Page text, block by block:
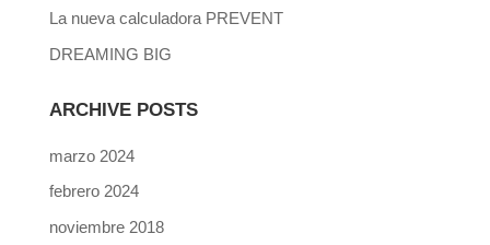
La nueva calculadora PREVENT
DREAMING BIG
ARCHIVE POSTS
marzo 2024
febrero 2024
noviembre 2018